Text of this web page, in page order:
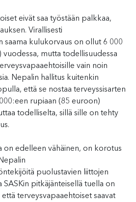
eivät saa työstään palkkaa,
Virallisesti
saama kulukorvaus on ollut 6 000
vuodessa, mutta todellisuudessa
vain noin
Nepalin hallitus kuitenkin
että se nostaa terveyssisarten
rupiaan (85 euroon)
todelliselta, sillä sille on tehty
on edelleen vähäinen, on korotus
puolustavien liittojen
SASKin pitkäjänteisellä tuella on
terveysvapaaehtoiset saavat